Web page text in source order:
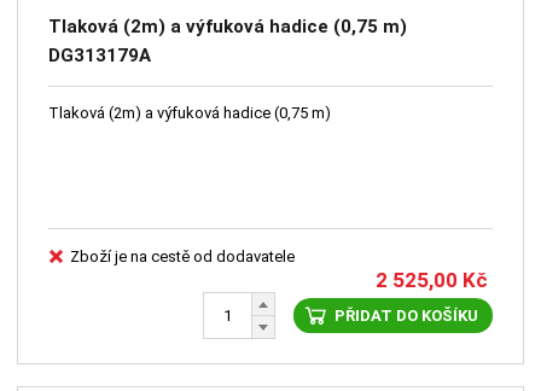
Tlaková (2m) a výfuková hadice (0,75 m)
DG313179A
Tlaková (2m) a výfuková hadice (0,75 m)
Zboží je na cestě od dodavatele
2 525,00 Kč
PŘIDAT DO KOŠÍKU